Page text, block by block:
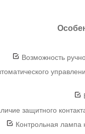
Возможность
защитного
Контрольная лампа